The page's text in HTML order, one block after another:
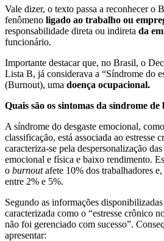
Vale dizer, o texto passa a reconhecer o
fenômeno ligado ao trabalho ou
responsabilidade direta ou indireta da
funcionário.
Importante destacar que, no Brasil, o
Lista B, já considerava a “Síndrome do
(Burnout), uma doença ocupacional.
Quais são os sintomas da síndrome
A síndrome do desgaste emocional,
classificação, está associada ao estresse
caracteriza-se pela despersonalização
emocional e física e baixo rendimento.
o burnoutafete 10% dos trabalhadores e,
entre 2% e 5%.
Segundo as informações disponibilizadas
caracterizada como o “estresse crônico
não foi gerenciado com sucesso”.
apresentar: